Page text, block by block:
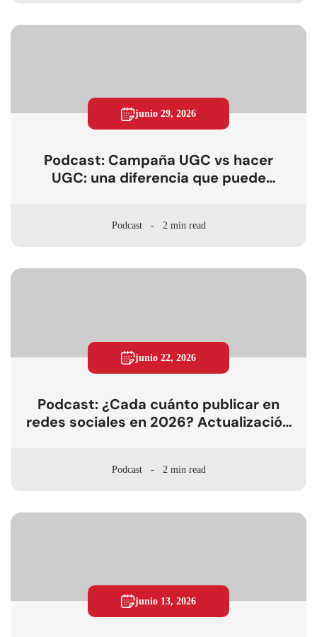
junio 29, 2026
Podcast: Campaña UGC vs hacer
UGC: una diferencia que puede
Podcast 2 min read
junio 22, 2026
Podcast: ¿Cada cuánto publicar en
redes sociales en 2026? Actualización
Podcast 2 min read
junio 13, 2026